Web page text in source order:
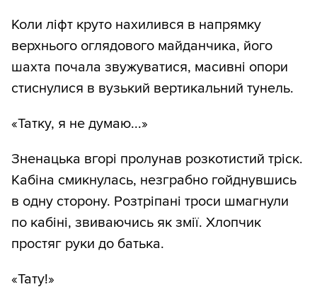
Коли ліфт круто нахилився в напрямку
верхнього оглядового майданчика, його
шахта почала звужуватися, масивні опори
стиснулися в вузький вертикальний тунель.
«Татку, я не думаю...»
Зненацька вгорі пролунав розкотистий тріск.
Кабіна смикнулась, незграбно гойднувшись
в одну сторону. Розтріпані троси шмагнули
по кабіні, звиваючись як змії. Хлопчик
простяг руки до батька.
«Тату!»